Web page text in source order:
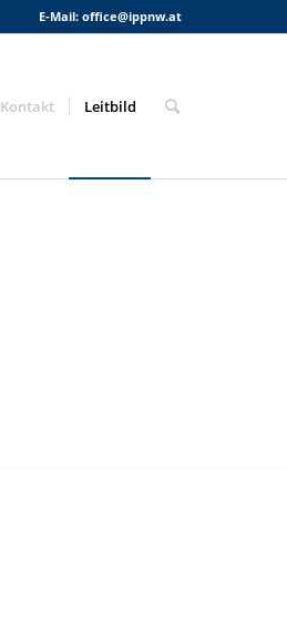
E-Mail:office@ippnw.at
Kontakt Leitbild